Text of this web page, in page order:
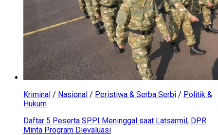
Kriminal / Nasional / Peristiwa & Serba Serbi / Politik &
Hukum
Daftar 5 Peserta SPPI Meninggal saat Latsarmil, DPR
Minta Program Dievaluasi